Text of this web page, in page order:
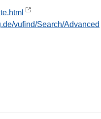
vufind/Search/Advanced